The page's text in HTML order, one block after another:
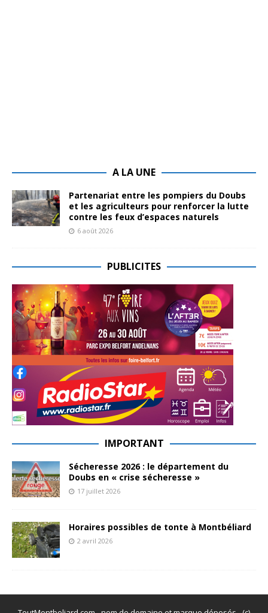
A LA UNE
Partenariat entre les pompiers du Doubs
et les agriculteurs pour renforcer la lutte
contre les feux d’espaces naturels
6 août 2026
PUBLICITES
IMPORTANT
Sécheresse 2026 : le département du
Doubs en « crise sécheresse »
17 juillet 2026
Horaires possibles de tonte à Montbéliard
2 avril 2026